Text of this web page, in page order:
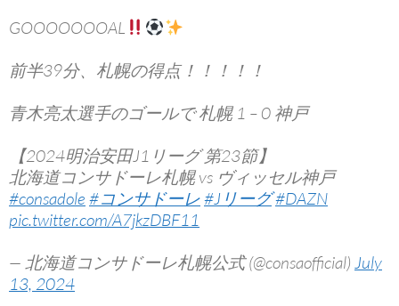
GOOOOOOOAL
前半39分、札幌の得点！！！！！
青木亮太選手のゴールで 札幌 1 – 0 神戸
【2024明治安田J1リーグ 第23節】
北海道コンサドーレ札幌 vs ヴィッセル神戸
#consadole #コンサドーレ#Jリーグ#DAZN
pic.twitter.com/A7jkzDBF11
— 北海道コンサドーレ札幌公式 (@consaofficial) July
13, 2024